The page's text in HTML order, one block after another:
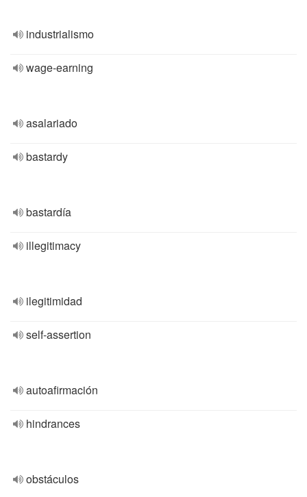
industrialismo
wage-earning
asalariado
bastardy
bastardía
illegitimacy
ilegitimidad
self-assertion
autoafirmación
hindrances
obstáculos